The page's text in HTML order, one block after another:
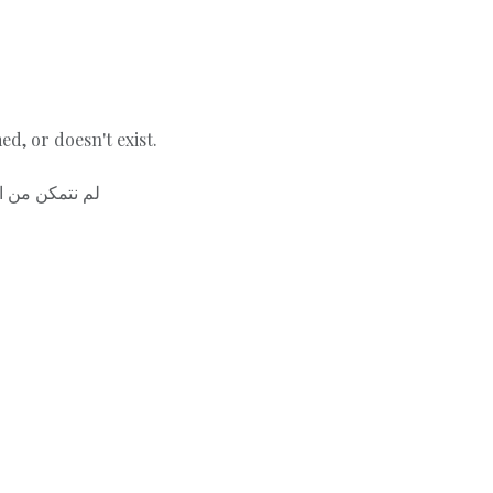
or doesn't exist.
لم نتمكن من